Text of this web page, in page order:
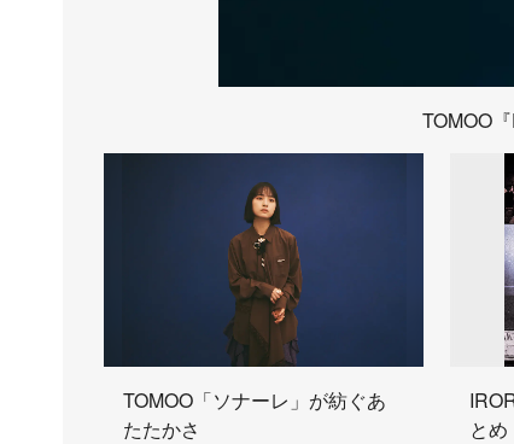
TOMOO
TOMOO「ソナーレ」が紡ぐあ
たたかさ
とめ